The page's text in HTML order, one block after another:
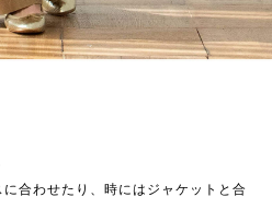
合わせたり、時にはジャケットと合